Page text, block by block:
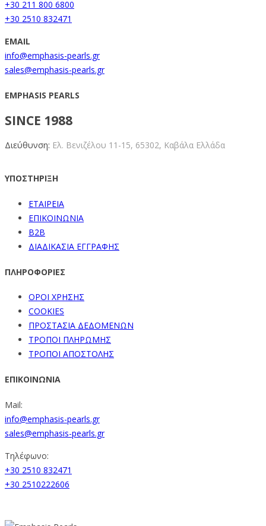
+30 211 800 6800
+30 2510 832471
EMAIL
info@emphasis-pearls.gr
sales@emphasis-pearls.gr
EMPHASIS PEARLS
SINCE 1988
Διεύθυνση: Ελ. Βενιζέλου 11-15, 65302, Καβάλα Ελλάδα
ΥΠΟΣΤΗΡΙΞΗ
ΕΤΑΙΡΕΙΑ
ΕΠΙΚΟΙΝΩΝΙΑ
B2B
ΔΙΑΔΙΚΑΣΙΑ ΕΓΓΡΑΦΗΣ
ΠΛΗΡΟΦΟΡΙΕΣ
ΟΡΟΙ ΧΡΗΣΗΣ
COOKIES
ΠΡΟΣΤΑΣΙΑ ΔΕΔΟΜΕΝΩΝ
ΤΡΟΠΟΙ ΠΛΗΡΩΜΗΣ
ΤΡΟΠΟΙ ΑΠΟΣΤΟΛΗΣ
ΕΠΙΚΟΙΝΩΝΙΑ
Mail:
info@emphasis-pearls.gr
sales@emphasis-pearls.gr
Τηλέφωνο:
+30 2510 832471
+30 2510222606